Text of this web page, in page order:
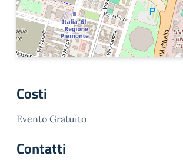
Costi
Evento Gratuito
Contatti